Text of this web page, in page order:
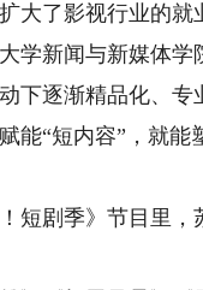
大了影视行业的就
新闻与新媒体学院
下逐渐精品化、
能“短内容”，就
剧季》节目里，